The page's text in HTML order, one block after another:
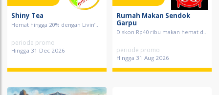
Shiny Tea
Hemat hingga 20% dengan Livin’...
periode promo
Hingga 31 Dec 2026
Rumah Makan Sendok
Garpu
Diskon Rp40 ribu makan hemat d...
periode promo
Hingga 31 Aug 2026